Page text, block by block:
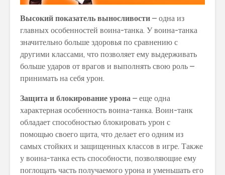
Высокий показатель выносливости – одна из
главных особенностей воина-танка. У воина-танка
значительно больше здоровья по сравнению с
другими классами, что позволяет ему выдерживать
больше ударов от врагов и выполнять свою роль –
принимать на себя урон.
Защита и блокирование урона – еще одна
характерная особенность воина-танка. Воин-танк
обладает способностью блокировать урон с
помощью своего щита, что делает его одним из
самых стойких и защищенных классов в игре. Также
у воина-танка есть способности, позволяющие ему
поглощать часть получаемого урона и уменьшать его